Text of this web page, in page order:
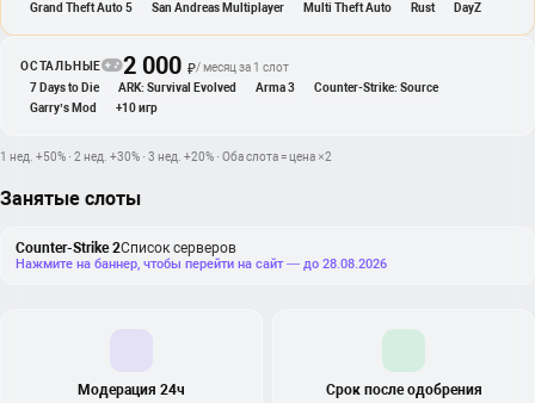
Grand Theft Auto 5
San Andreas Multiplayer Multi Theft Auto Rust DayZ
ОСТАЛЬНЫЕ 2 000₽/ месяц за 1 слот
7 Days to Die
ARK: Survival Evolved Arma 3
Counter-Strike: Source
Garry’s Mod
+10 игр
1 нед. +50% · 2 нед. +30% · 3 нед. +20% · Оба слота = цена ×2
Занятые слоты
Counter-Strike 2Список серверов
Нажмите на баннер, чтобы перейти на сайт — до 28.08.2026
Модерация 24ч Срок после одобрения